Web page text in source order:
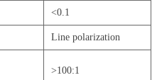
<0.1
Line polarization
>100:1